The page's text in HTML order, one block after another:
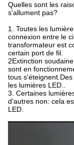
Quelles sont les
s'allument pas?
1. Toutes les
connexion entre le
transformateur est
certain port de fil.
2Extinction
sont en
tous
les lumières LED..
3. Certaines
d'autres non: cela
LED.